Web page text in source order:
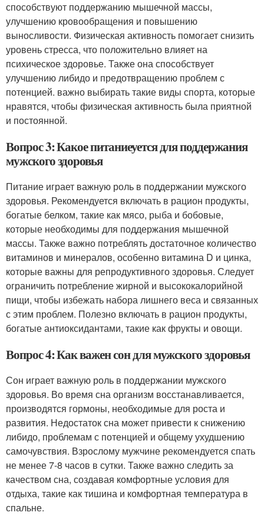
способствуют поддержанию мышечной массы,
улучшению кровообращения и повышению
выносливости. Физическая активность помогает снизить
уровень стресса, что положительно влияет на
психическое здоровье. Также она способствует
улучшению либидо и предотвращению проблем с
потенцией. важно выбирать такие виды спорта, которые
нравятся, чтобы физическая активность была приятной
и постоянной.
Вопрос 3: Какое питаниеуется для поддержания
мужского здоровья
Питание играет важную роль в поддержании мужского
здоровья. Рекомендуется включать в рацион продукты,
богатые белком, такие как мясо, рыба и бобовые,
которые необходимы для поддержания мышечной
массы. Также важно потреблять достаточное количество
витаминов и минералов, особенно витамина D и цинка,
которые важны для репродуктивного здоровья. Следует
ограничить потребление жирной и высококалорийной
пищи, чтобы избежать набора лишнего веса и связанных
с этим проблем. Полезно включать в рацион продукты,
богатые антиоксидантами, такие как фрукты и овощи.
Вопрос 4: Как важен сон для мужского здоровья
Сон играет важную роль в поддержании мужского
здоровья. Во время сна организм восстанавливается,
производятся гормоны, необходимые для роста и
развития. Недостаток сна может привести к снижению
либидо, проблемам с потенцией и общему ухудшению
самочувствия. Взрослому мужчине рекомендуется спать
не менее 7-8 часов в сутки. Также важно следить за
качеством сна, создавая комфортные условия для
отдыха, такие как тишина и комфортная температура в
спальне.